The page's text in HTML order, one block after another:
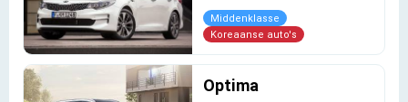
Middenklasse
Koreaanse auto's
Optima